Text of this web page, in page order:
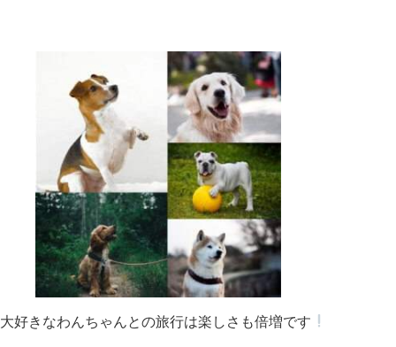
大好きなわんちゃんとの旅行は楽しさも倍増です